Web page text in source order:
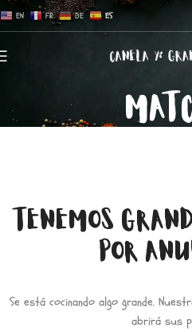
EN FR DE ES
TENEMOS
POR
Se está cocinando algo grande.
abrirá sus